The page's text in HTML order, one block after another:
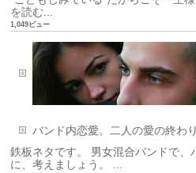
を読む...
1,049ビュー
バンド内恋愛。二人の愛の終わ
鉄板ネタです。 男女混合バンドで、
に、考えましょう。 ...